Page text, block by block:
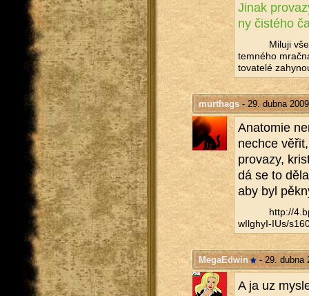
Jinak
ny čis­té­ho
Mi­lu­ji
tem­né­ho
to­va­te­lé
murthags- 29. dubna
Ana­to­mie
ne­chce
pro­va­zy,
dá se to
aby byl
http://​
wIlghyI-IUs/​
MegaEdwin - 29. dubna
A ja uz